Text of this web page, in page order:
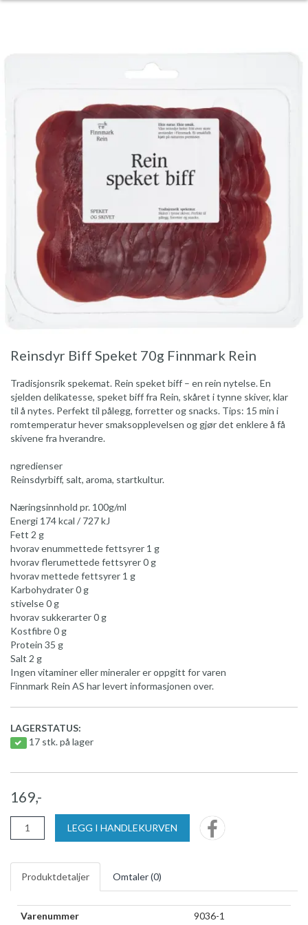
Reinsdyr Biff Speket 70g Finnmark Rein
Tradisjonsrik spekemat. Rein speket biff – en rein nytelse. En
sjelden delikatesse, speket biff fra Rein, skåret i tynne skiver, klar
til å nytes. Perfekt til pålegg, forretter og snacks. Tips: 15 min i
romtemperatur hever smaksopplevelsen og gjør det enklere å få
skivene fra hverandre.
ngredienser
Reinsdyrbiff, salt, aroma, startkultur.
Næringsinnhold pr. 100g/ml
Energi 174 kcal / 727 kJ
Fett 2 g
hvorav enummettede fettsyrer 1 g
hvorav flerumettede fettsyrer 0 g
hvorav mettede fettsyrer 1 g
Karbohydrater 0 g
stivelse 0 g
hvorav sukkerarter 0 g
Kostfibre 0 g
Protein 35 g
Salt 2 g
Ingen vitaminer eller mineraler er oppgitt for varen
Finnmark Rein AS har levert informasjonen over.
LAGERSTATUS:
17 stk. på lager
169,-
LEGG I HANDLEKURVEN
Produktdetaljer Omtaler (0)
Varenummer 9036-1